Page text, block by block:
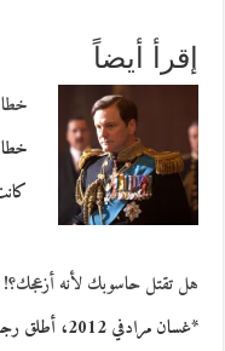
إقرأ أيضاً
هل تقتل حاسوبك لأنه أزعجك؟!
*غسان